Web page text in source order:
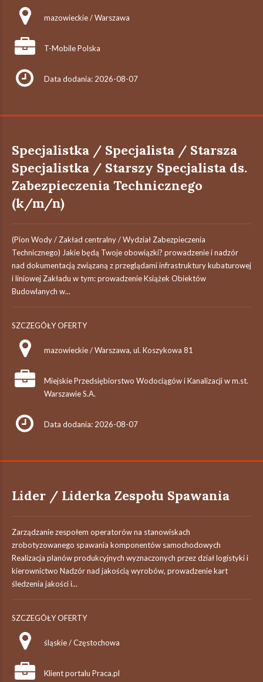
mazowieckie / Warszawa
T-Mobile Polska
Data dodania: 2026-08-07
Specjalistka / Specjalista / Starsza
Specjalistka / Starszy Specjalista ds.
Zabezpieczenia Technicznego
(k/m/n)
(Pion Wody / Zakład centralny / Wydział Zabezpieczenia
Technicznego) Jakie będą Twoje obowiązki? prowadzenie i nadzór
nad dokumentacją związaną z przeglądami infrastruktury kubaturowej
i liniowej Zakładu w tym: prowadzenie Książek Obiektów
Budowlanych w...
SZCZEGÓŁY OFERTY
mazowieckie / Warszawa, ul. Koszykowa 81
Miejskie Przedsiębiorstwo Wodociągów i Kanalizacji w m.st.
Warszawie S.A.
Data dodania: 2026-08-07
Lider / Liderka Zespołu Spawania
Zarządzanie zespołem operatorów na stanowiskach
zrobotyzowanego spawania komponentów samochodowych
Realizacja planów produkcyjnych wyznaczonych przez dział logistyki i
kierownictwo Nadzór nad jakością wyrobów, prowadzenie kart
śledzenia jakości i...
SZCZEGÓŁY OFERTY
śląskie / Częstochowa
Klient portalu Praca.pl